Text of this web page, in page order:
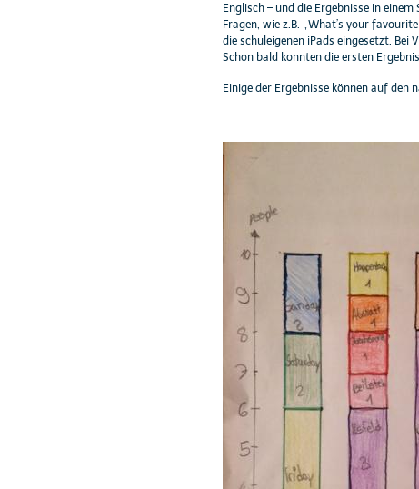
Englisch – und die Ergebnisse in
Fragen, wie z.B. „What’s your
die schuleigenen iPads eingesetzt.
Schon bald konnten die ersten
Einige der Ergebnisse können auf